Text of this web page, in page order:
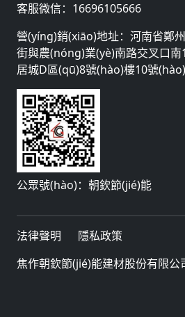
客服微信： 16696105666
營(yíng)銷(xiāo)地址：河南省鄭
街與農(nóng)業(yè)南路交叉口
居城D區(qū)8號(hào)樓10號
公眾號(hào)：朝欽節(jié)能
法律聲明
隱私政策
焦作朝欽節(jié)能建材股份有限